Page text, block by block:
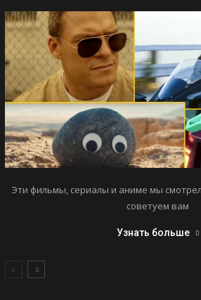
Эти фильмы, сериалы и аниме мы
советуем вам
Узнать больше